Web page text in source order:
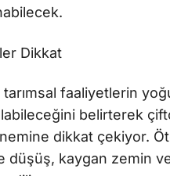
Dikkat
faaliyetlerin
belirterek
dikkat çekiyor.
düşüş, kaygan zemin